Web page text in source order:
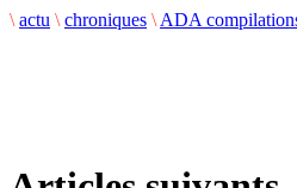
\ actu \ chroniques \ ADA